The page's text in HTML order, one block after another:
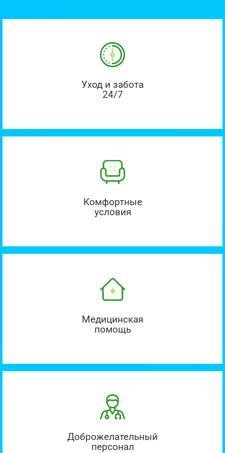
Уход и забота
24/7
Комфортные
условия
Медицинская
помощь
Доброжелательный
персонал